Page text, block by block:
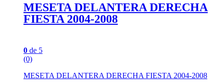
MESETA DELANTERA DERECHA
FIESTA 2004-2008
0 de 5
(0)
MESETA DELANTERA DERECHA FIESTA 2004-2008